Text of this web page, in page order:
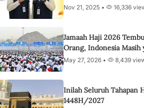
Nov 21, 2025 • 16,336
Jamaah Haji 2026
Orang, Indonesia Masih
May 27, 2026 • 8,439
Inilah Seluruh Tahapan
1448H/2027